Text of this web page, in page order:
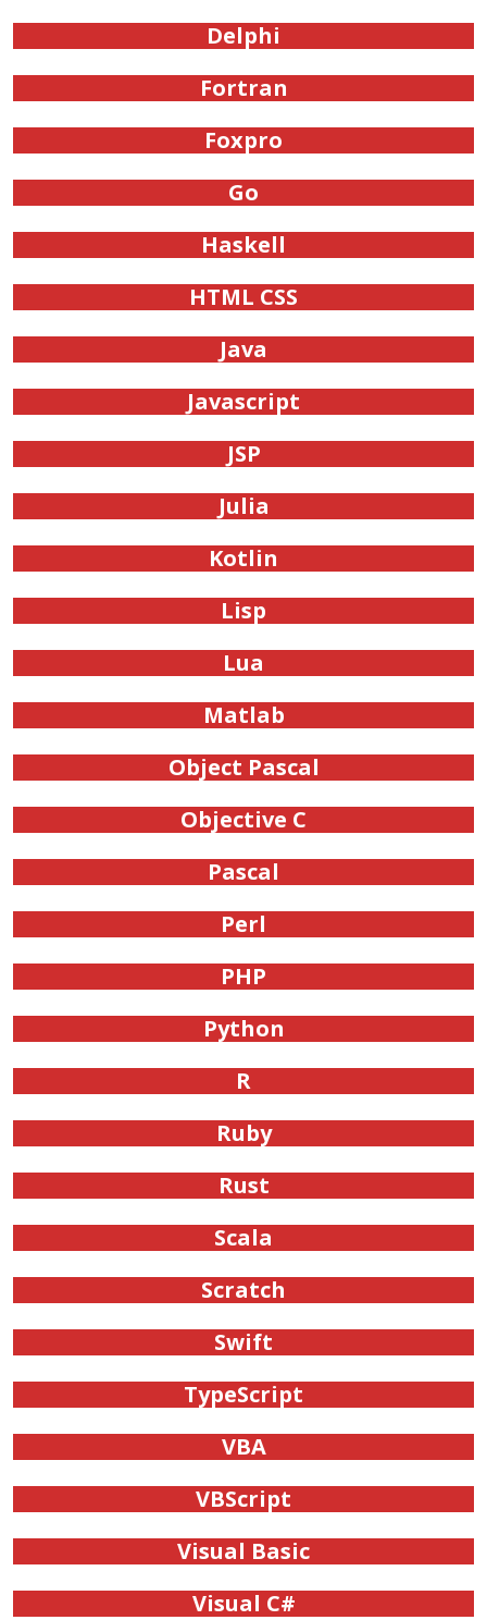
Delphi
Fortran
Foxpro
Go
Haskell
HTML CSS
Java
Javascript
JSP
Julia
Kotlin
Lisp
Lua
Matlab
Object Pascal
Objective C
Pascal
Perl
PHP
Python
R
Ruby
Rust
Scala
Scratch
Swift
TypeScript
VBA
VBScript
Visual Basic
Visual C#